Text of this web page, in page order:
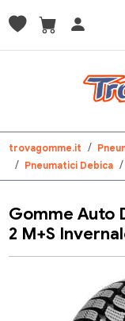
trovagomme.it
Pneumatici Debica
Gomme Auto
2 M+S